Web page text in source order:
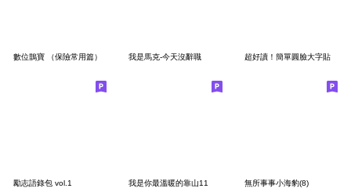
數位鵲寶 （保險常用篇） 我是馬克-今天沒辭職 超好讀！簡單圓臉大字貼
勵志語錄包 vol.1 我是你最溫暖的靠山11 無所事事小海豹(8)